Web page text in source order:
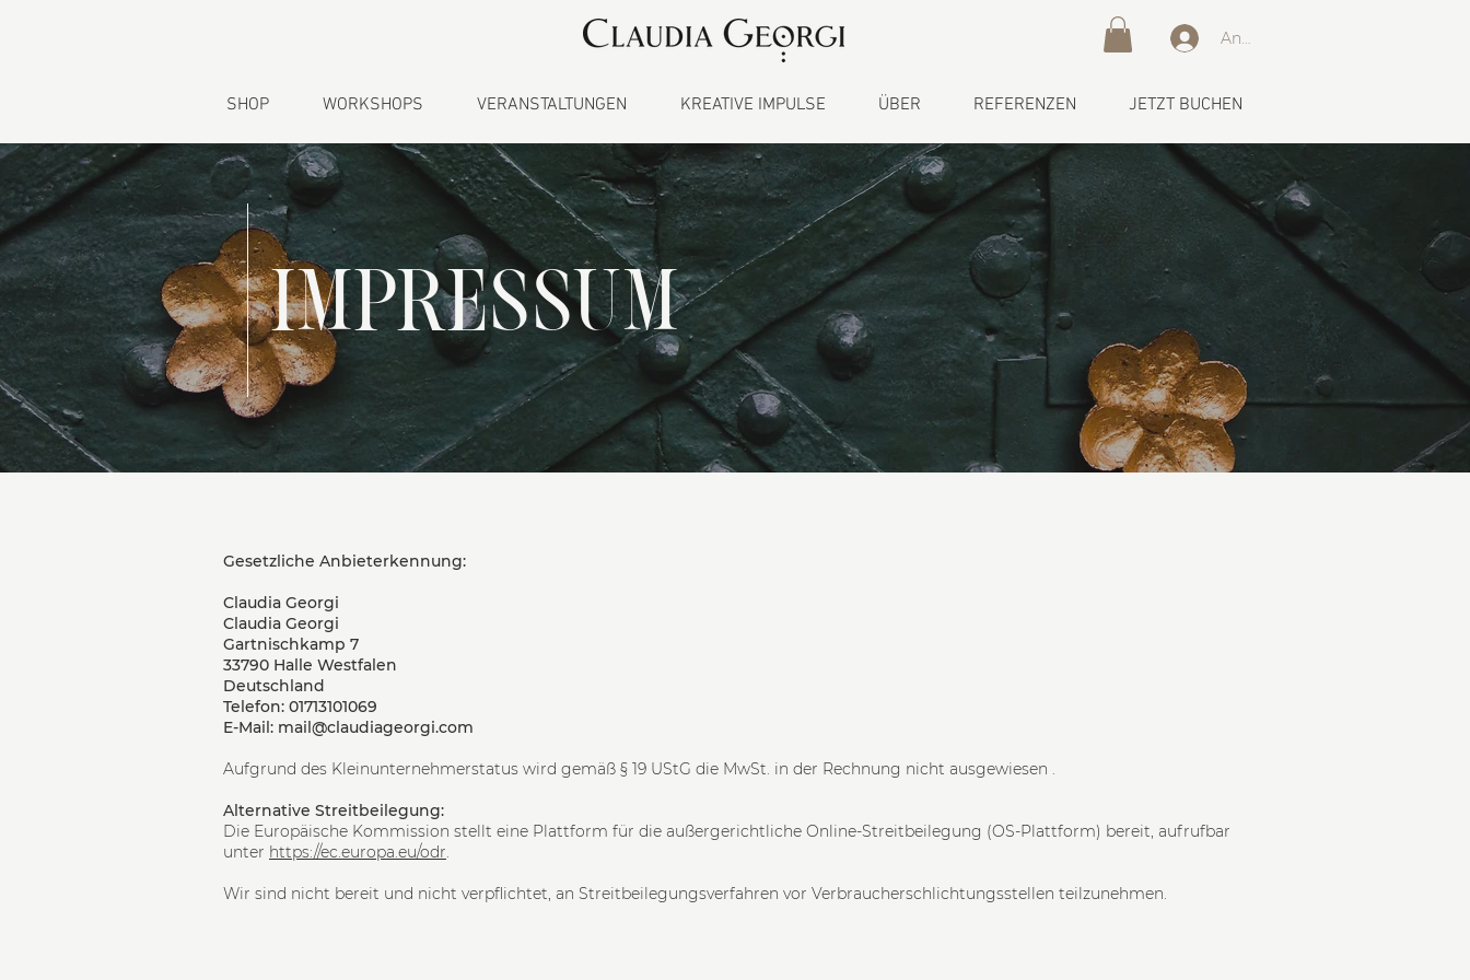
Anmelden
SHOP WORKSHOPS VERANSTALTUNGEN KREATIVE IMPULSE ÜBER REFERENZEN JETZT BUCHEN
IMPRESSUM
Gesetzliche Anbieterkennung:
Claudia Georgi
Claudia Georgi
Gartnischkamp 7
33790 Halle Westfalen
Deutschland
Telefon: 01713101069
E-Mail: mail@claudiageorgi.com
Aufgrund des Kleinunternehmerstatus wird gemäß § 19 UStG die MwSt. in der Rechnung nicht ausgewiesen .
Alternative Streitbeilegung:
Die Europäische Kommission stellt eine Plattform für die außergerichtliche Online-Streitbeilegung (OS-Plattform) bereit, aufrufbar
unter https://ec.europa.eu/odr.
Wir sind nicht bereit und nicht verpflichtet, an Streitbeilegungsverfahren vor Verbraucherschlichtungsstellen teilzunehmen.